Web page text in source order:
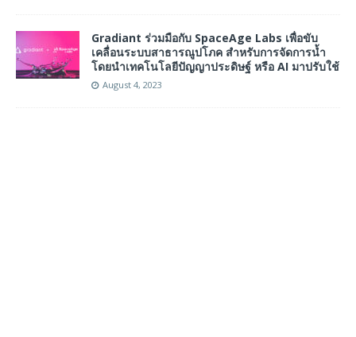
Gradiant ร่วมมือกับ SpaceAge Labs เพื่อขับ
เคลื่อนระบบสาธารณูปโภค สำหรับการจัดการน้ำ
โดยนำเทคโนโลยีปัญญาประดิษฐ์ หรือ AI มาปรับใช้
August 4, 2023